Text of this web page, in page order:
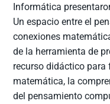
Informática
Un espacio entre el
conexiones
de la herramienta de
recurso didáctico
matemática, la
del pensamiento